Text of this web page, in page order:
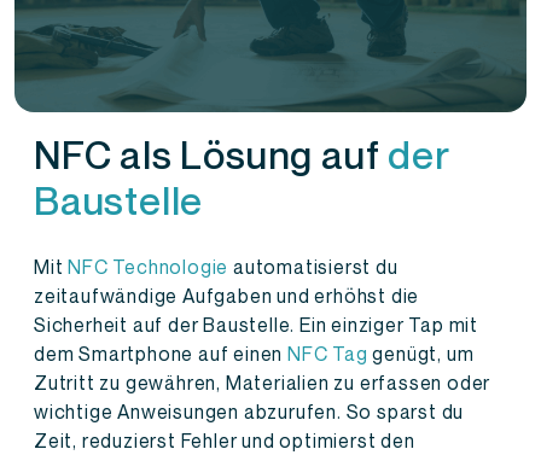
NFC als Lösung auf der
Baustelle
MitNFC Technologie automatisierst du
zeitaufwändige Aufgaben und erhöhst die
Sicherheit auf der Baustelle. Ein einziger Tap mit
dem Smartphone auf einenNFC Tag genügt, um
Zutritt zu gewähren, Materialien zu erfassen oder
wichtige Anweisungen abzurufen. So sparst du
Zeit, reduzierst Fehler und optimierst den